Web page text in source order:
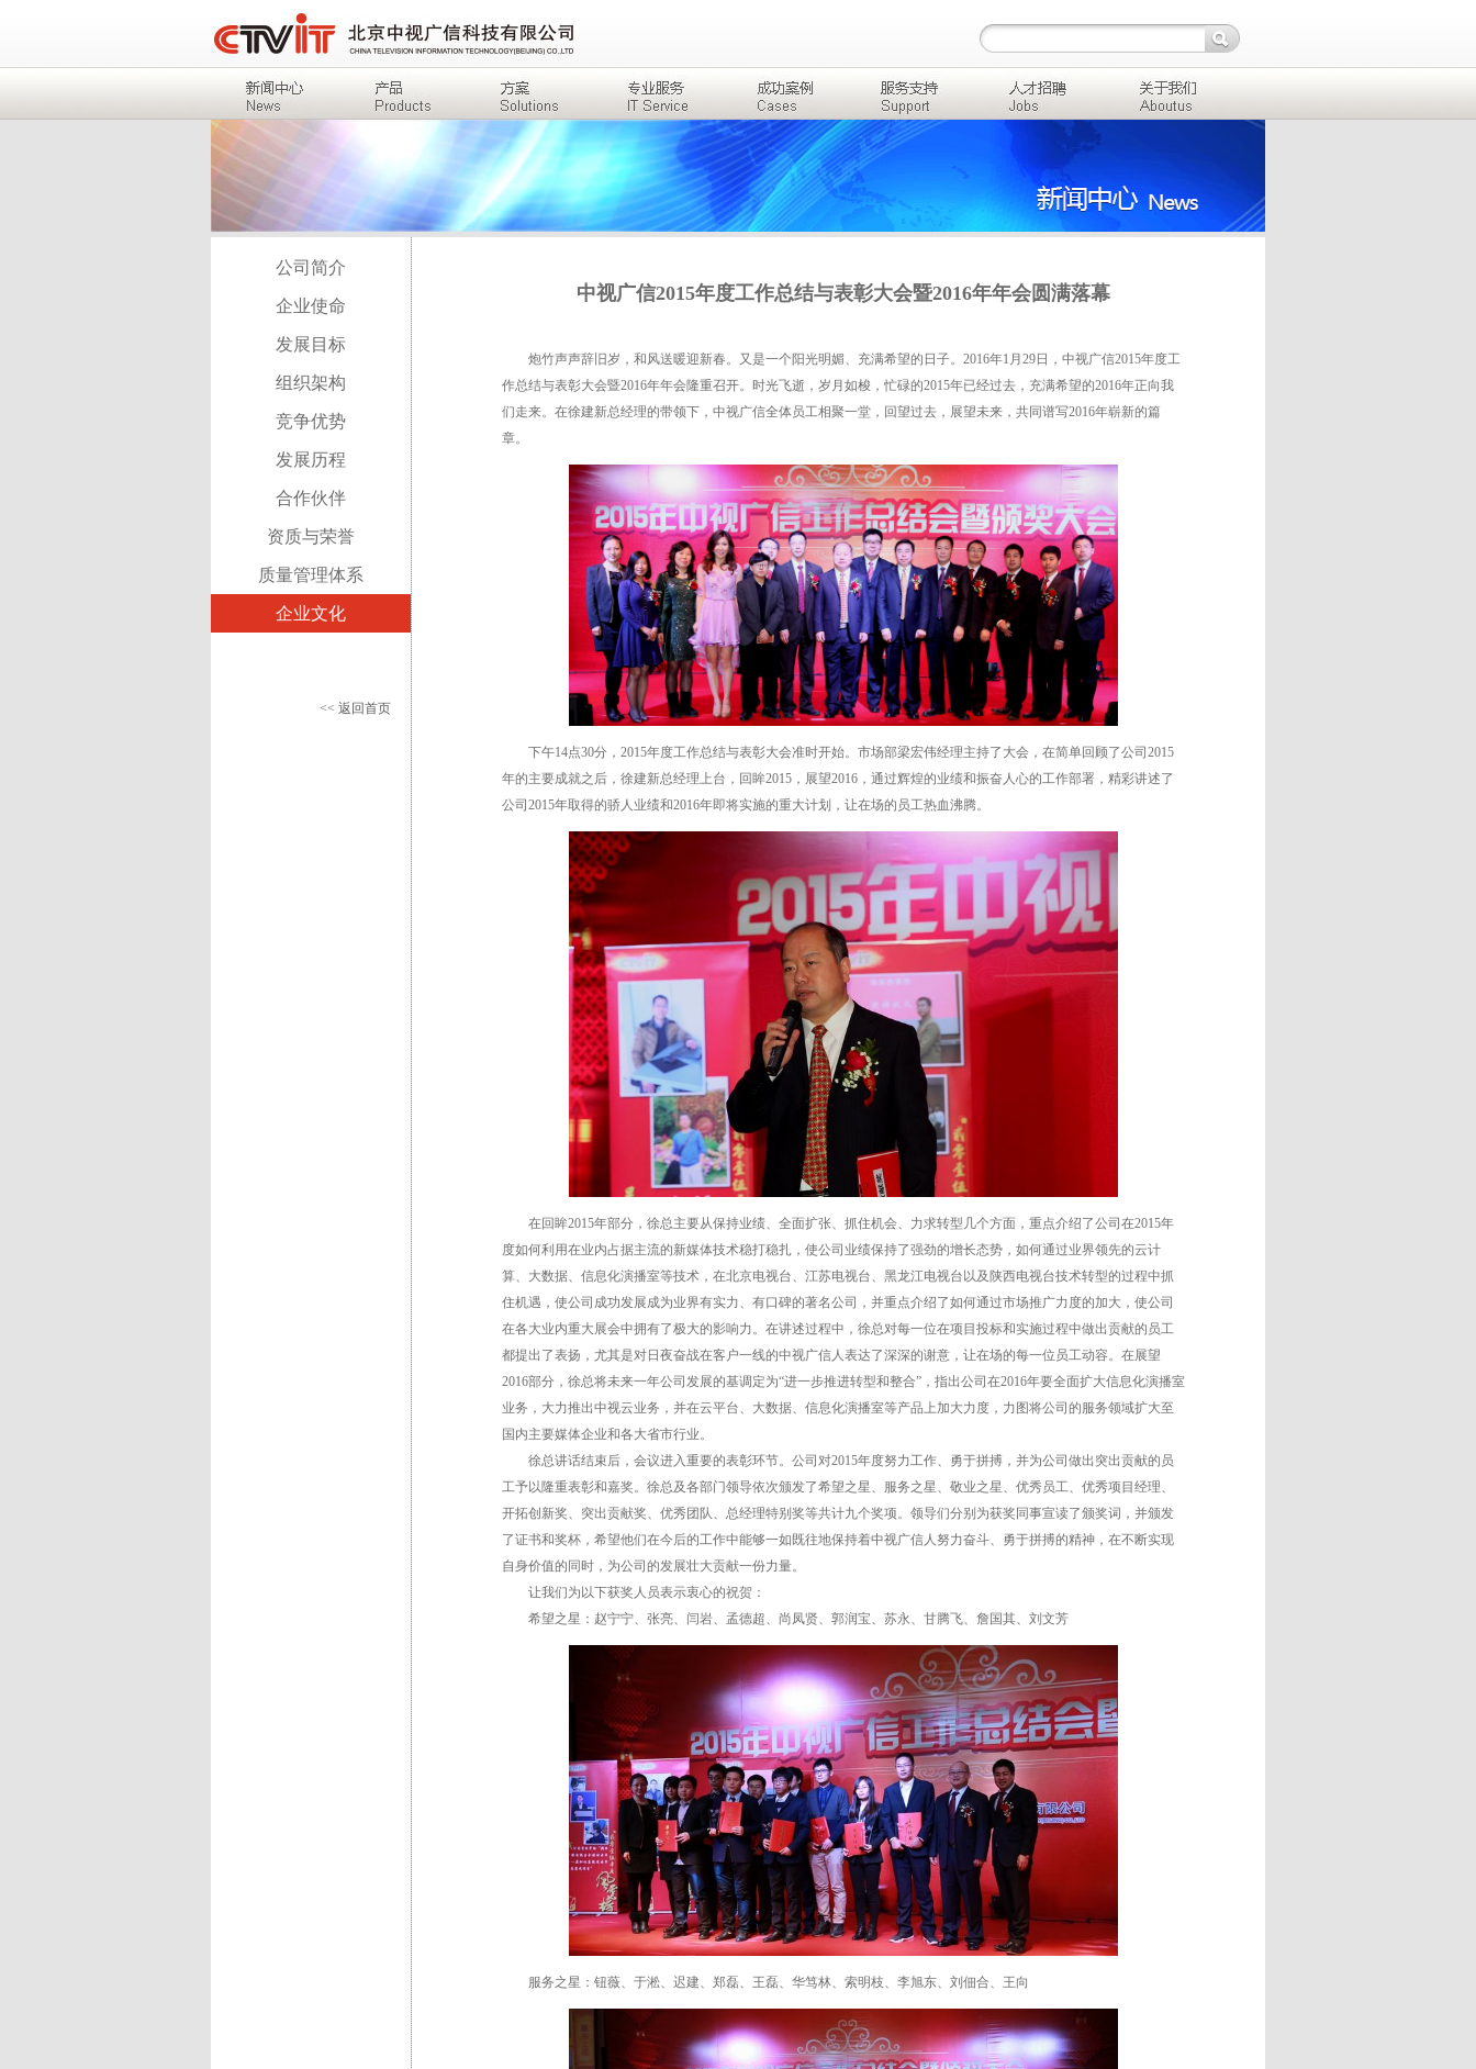
公司简介
企业使命
发展目标
组织架构
竞争优势
发展历程
合作伙伴
资质与荣誉
质量管理体系
企业文化
<< 返回首页
中视广信2015年度工作总结与表彰大会暨2016年年会圆满落幕
炮竹声声辞旧岁，和风送暖迎新春。又是一个阳光明媚、充满希望的日子。2016年1月29日，中视广信2015年度工
作总结与表彰大会暨2016年年会隆重召开。时光飞逝，岁月如梭，忙碌的2015年已经过去，充满希望的2016年正向我
们走来。在徐建新总经理的带领下，中视广信全体员工相聚一堂，回望过去，展望未来，共同谱写2016年崭新的篇
章。
下午14点30分，2015年度工作总结与表彰大会准时开始。市场部梁宏伟经理主持了大会，在简单回顾了公司2015
年的主要成就之后，徐建新总经理上台，回眸2015，展望2016，通过辉煌的业绩和振奋人心的工作部署，精彩讲述了
公司2015年取得的骄人业绩和2016年即将实施的重大计划，让在场的员工热血沸腾。
在回眸2015年部分，徐总主要从保持业绩、全面扩张、抓住机会、力求转型几个方面，重点介绍了公司在2015年
度如何利用在业内占据主流的新媒体技术稳打稳扎，使公司业绩保持了强劲的增长态势，如何通过业界领先的云计
算、大数据、信息化演播室等技术，在北京电视台、江苏电视台、黑龙江电视台以及陕西电视台技术转型的过程中抓
住机遇，使公司成功发展成为业界有实力、有口碑的著名公司，并重点介绍了如何通过市场推广力度的加大，使公司
在各大业内重大展会中拥有了极大的影响力。在讲述过程中，徐总对每一位在项目投标和实施过程中做出贡献的员工
都提出了表扬，尤其是对日夜奋战在客户一线的中视广信人表达了深深的谢意，让在场的每一位员工动容。在展望
2016部分，徐总将未来一年公司发展的基调定为“进一步推进转型和整合”，指出公司在2016年要全面扩大信息化演播室
业务，大力推出中视云业务，并在云平台、大数据、信息化演播室等产品上加大力度，力图将公司的服务领域扩大至
国内主要媒体企业和各大省市行业。
徐总讲话结束后，会议进入重要的表彰环节。公司对2015年度努力工作、勇于拼搏，并为公司做出突出贡献的员
工予以隆重表彰和嘉奖。徐总及各部门领导依次颁发了希望之星、服务之星、敬业之星、优秀员工、优秀项目经理、
开拓创新奖、突出贡献奖、优秀团队、总经理特别奖等共计九个奖项。领导们分别为获奖同事宣读了颁奖词，并颁发
了证书和奖杯，希望他们在今后的工作中能够一如既往地保持着中视广信人努力奋斗、勇于拼搏的精神，在不断实现
自身价值的同时，为公司的发展壮大贡献一份力量。
让我们为以下获奖人员表示衷心的祝贺：
希望之星：赵宁宁、张亮、闫岩、孟德超、尚凤贤、郭润宝、苏永、甘腾飞、詹国其、刘文芳
服务之星：钮薇、于淞、迟建、郑磊、王磊、华笃林、索明枝、李旭东、刘佃合、王向